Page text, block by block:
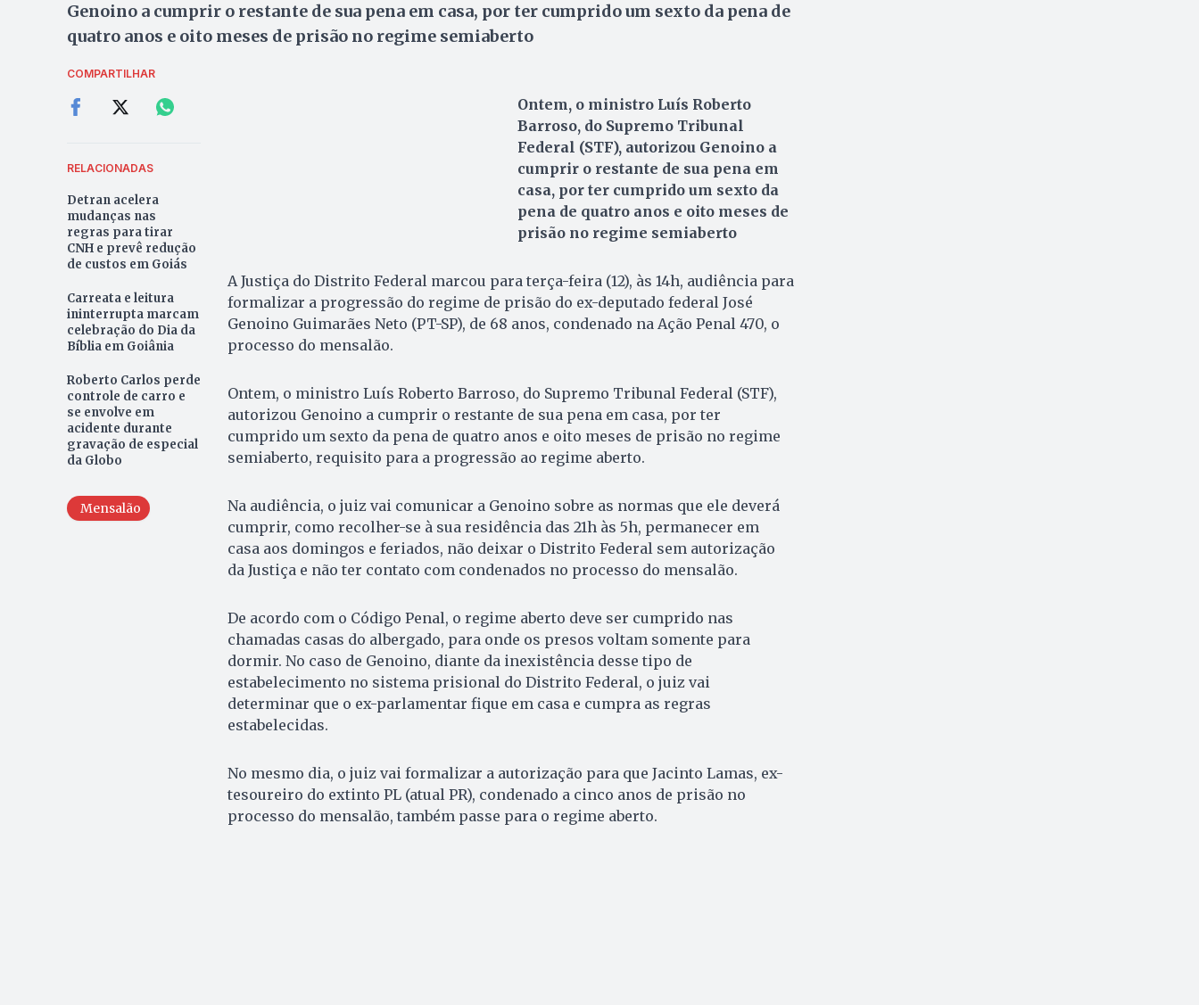
Genoino a cumprir o restante de sua pena em casa, por ter cumprido um sexto da pena de
quatro anos e oito meses de prisão no regime semiaberto
COMPARTILHAR
RELACIONADAS
Detran acelera
mudanças nas
regras para tirar
CNH e prevê redução
de custos em Goiás
Carreata e leitura
ininterrupta marcam
celebração do Dia da
Bíblia em Goiânia
Roberto Carlos perde
controle de carro e
se envolve em
acidente durante
gravação de especial
da Globo
Mensalão
Ontem, o ministro Luís Roberto
Barroso, do Supremo Tribunal
Federal (STF), autorizou Genoino a
cumprir o restante de sua pena em
casa, por ter cumprido um sexto da
pena de quatro anos e oito meses de
prisão no regime semiaberto
A Justiça do Distrito Federal marcou para terça-feira (12), às 14h, audiência para
formalizar a progressão do regime de prisão do ex-deputado federal José
Genoino Guimarães Neto (PT-SP), de 68 anos, condenado na Ação Penal 470, o
processo do mensalão.
Ontem, o ministro Luís Roberto Barroso, do Supremo Tribunal Federal (STF),
autorizou Genoino a cumprir o restante de sua pena em casa, por ter
cumprido um sexto da pena de quatro anos e oito meses de prisão no regime
semiaberto, requisito para a progressão ao regime aberto.
Na audiência, o juiz vai comunicar a Genoino sobre as normas que ele deverá
cumprir, como recolher-se à sua residência das 21h às 5h, permanecer em
casa aos domingos e feriados, não deixar o Distrito Federal sem autorização
da Justiça e não ter contato com condenados no processo do mensalão.
De acordo com o Código Penal, o regime aberto deve ser cumprido nas
chamadas casas do albergado, para onde os presos voltam somente para
dormir. No caso de Genoino, diante da inexistência desse tipo de
estabelecimento no sistema prisional do Distrito Federal, o juiz vai
determinar que o ex-parlamentar fique em casa e cumpra as regras
estabelecidas.
No mesmo dia, o juiz vai formalizar a autorização para que Jacinto Lamas, ex-
tesoureiro do extinto PL (atual PR), condenado a cinco anos de prisão no
processo do mensalão, também passe para o regime aberto.